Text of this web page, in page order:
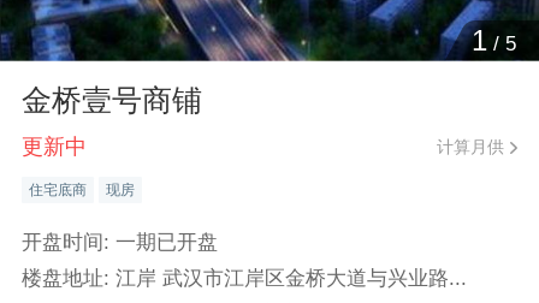
1/ 5
金桥壹号商铺
更新中 计算月供
住宅底商 现房
开盘时间: 一期已开盘
楼盘地址: 江岸 武汉市江岸区金桥大道与兴业路...